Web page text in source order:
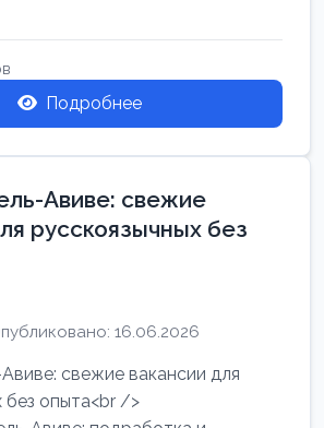
на мебельном производстве:
Подробнее
Авиве: свежие
русскоязычных без
16.06.2026
свежие вакансии для
без опыта<br />